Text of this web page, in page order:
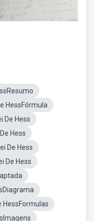
HessFórmula
De Hess
Hess
De Hess
De Hess
HessFormulas